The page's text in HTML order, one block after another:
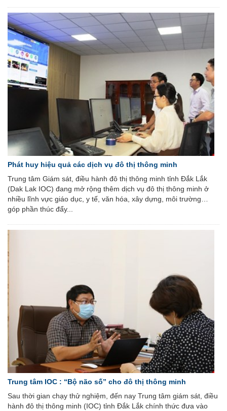
Phát huy hiệu quả các dịch vụ đô thị thông minh
Trung tâm Giám sát, điều hành đô thị thông minh tỉnh Đắk Lắk
(Dak Lak IOC) đang mở rộng thêm dịch vụ đô thị thông minh ở
nhiều lĩnh vực giáo dục, y tế, văn hóa, xây dựng, môi trường…
góp phần thúc đẩy...
Trung tâm IOC : “Bộ não số” cho đô thị thông minh
Sau thời gian chạy thử nghiệm, đến nay Trung tâm giám sát, điều
hành đô thị thông minh (IOC) tỉnh Đắk Lắk chính thức đưa vào